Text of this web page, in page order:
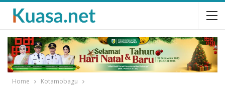
Home Kotamobagu